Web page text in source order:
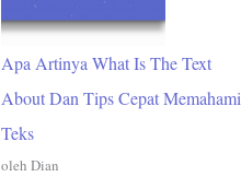
Apa Artinya What Is The Text
About Dan Tips Cepat Memahami
Teks
oleh Dian